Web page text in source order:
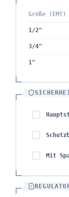
Größe (EMT)
1/2"
3/4"
1"
Mit